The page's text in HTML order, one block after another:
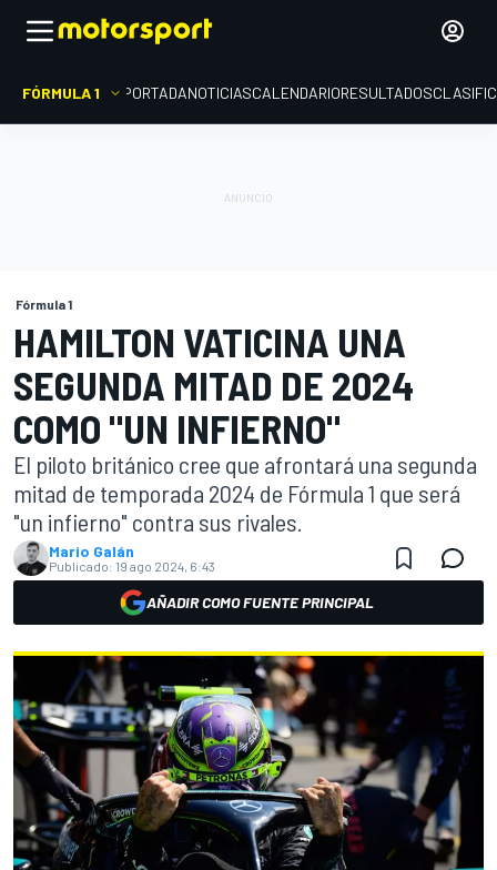
FÓRMULA 1 PORTADANOTICIASCALENDARIORESULTADOS
Fórmula 1
HAMILTON VATICINA UNA
SEGUNDA MITAD DE 2024
COMO "UN INFIERNO"
El piloto británico cree que afrontará una segunda
mitad de temporada 2024 de Fórmula 1 que será
"un infierno" contra sus rivales.
Mario Galán
Publicado: 19 ago 2024, 6:43
AÑADIR COMO FUENTE PRINCIPAL